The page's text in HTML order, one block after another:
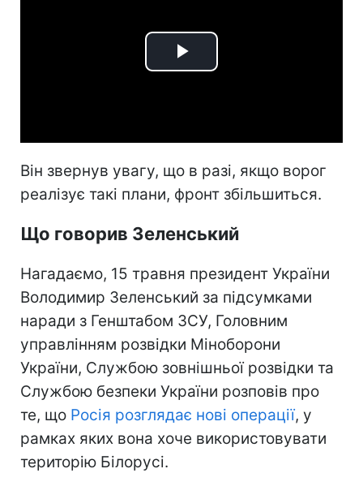
Play
Він звернув увагу, що в разі, якщо ворог
реалізує такі плани, фронт збільшиться.
Що говорив Зеленський
Нагадаємо, 15 травня президент України
Володимир Зеленський за підсумками
наради з Генштабом ЗСУ, Головним
управлінням розвідки Міноборони
України, Службою зовнішньої розвідки та
Службою безпеки України розповів про
те, що Росія розглядає нові операції, у
рамках яких вона хоче використовувати
територію Білорусі.